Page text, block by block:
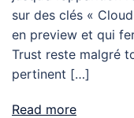
sur des clés «
en preview et qui
Trust reste malgré
pertinent […]
Read more